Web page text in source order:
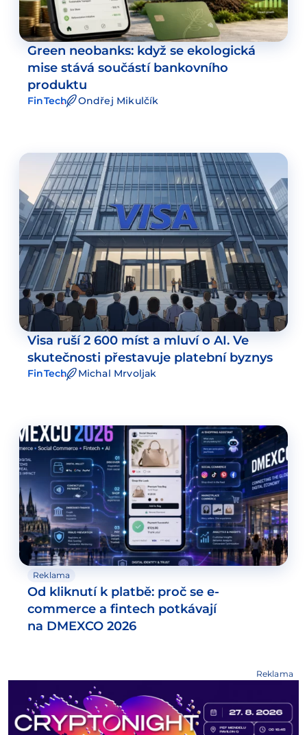
Green neobanks: když se ekologická
mise stává součástí bankovního
produktu
FinTech Ondřej Mikulčík
Visa ruší 2 600 míst a mluví o AI. Ve
skutečnosti přestavuje platební byznys
FinTech Michal Mrvoljak
Reklama
Od kliknutí k platbě: proč se e-
commerce a fintech potkávají
na DMEXCO 2026
Reklama